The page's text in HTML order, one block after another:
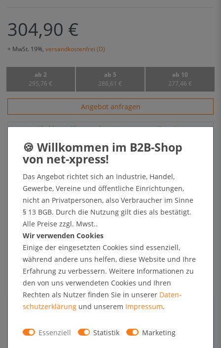
304,90 €
+ MwSt. 19%, versandkostenfrei (D)
ab 2
295,76 €
ab 5
286,61 €
ab 10
277,46 €
Angebot anfragen
Artikel bestellbar und in Kürze versandbereit
Lieferung kostenfrei (DE)
In den Warenkorb
+ Sichere Zahlungsarten mit Käuferschutz oder Zahlung nach Erhalt der Ware auf Rechnung
Kundenrezensionen
Das Angebot richtet sich an Industrie, Handel,
Gewerbe, Vereine und öffentliche Einrichtungen,
nicht an Privatpersonen, also Verbraucher im Sinne
§ 13 BGB. Durch die Nutzung gilt dies als bestätigt.
Alle Preise zzgl. Mwst..
Wir verwenden Cookies
Einige der eingesetzten Cookies sind essenziell,
während andere uns helfen, diese Website und Ihre
Erfahrung zu verbessern. Weitere Informationen zu
den von uns verwendeten Cookies und Ihren
Rechten als Nutzer finden Sie in unserer Daten­
schutz­erklärung und unserem Impressum.
Essenziell Statistik Marketing